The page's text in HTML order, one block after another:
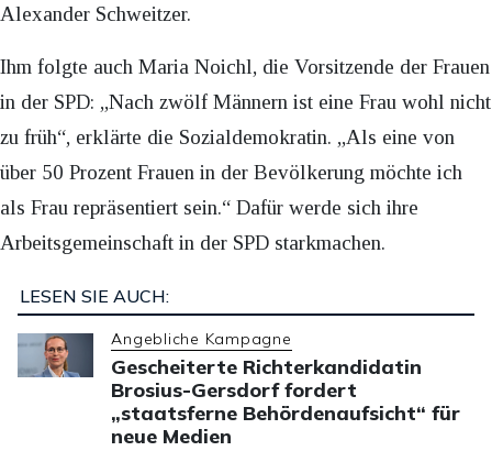
Alexander Schweitzer.
Ihm folgte auch Maria Noichl, die Vorsitzende der Frauen
in der SPD: „Nach zwölf Männern ist eine Frau wohl nicht
zu früh“, erklärte die Sozialdemokratin. „Als eine von
über 50 Prozent Frauen in der Bevölkerung möchte ich
als Frau repräsentiert sein.“ Dafür werde sich ihre
Arbeitsgemeinschaft in der SPD starkmachen.
LESEN SIE AUCH:
Angebliche Kampagne
Gescheiterte Richterkandidatin
Brosius-Gersdorf fordert
„staatsferne Behördenaufsicht“ für
neue Medien